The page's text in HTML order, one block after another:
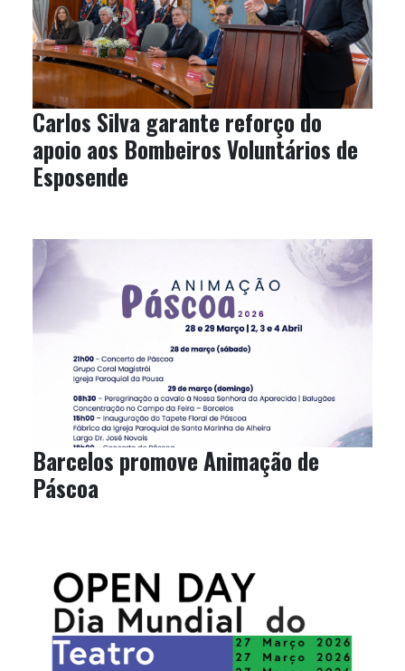
Carlos Silva garante reforço do
apoio aos Bombeiros Voluntários de
Esposende
Barcelos promove Animação de
Páscoa